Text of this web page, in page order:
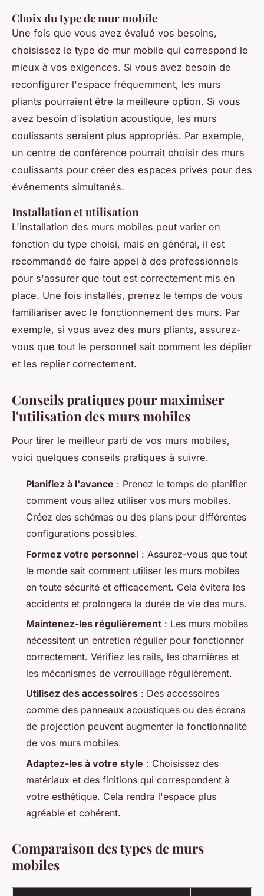
Choix du type de mur mobile
Une fois que vous avez évalué vos besoins,
choisissez le type de mur mobile qui correspond le
mieux à vos exigences. Si vous avez besoin de
reconfigurer l'espace fréquemment, les murs
pliants pourraient être la meilleure option. Si vous
avez besoin d'isolation acoustique, les murs
coulissants seraient plus appropriés. Par exemple,
un centre de conférence pourrait choisir des murs
coulissants pour créer des espaces privés pour des
événements simultanés.
Installation et utilisation
L'installation des murs mobiles peut varier en
fonction du type choisi, mais en général, il est
recommandé de faire appel à des professionnels
pour s'assurer que tout est correctement mis en
place. Une fois installés, prenez le temps de vous
familiariser avec le fonctionnement des murs. Par
exemple, si vous avez des murs pliants, assurez-
vous que tout le personnel sait comment les déplier
et les replier correctement.
Conseils pratiques pour maximiser
l'utilisation des murs mobiles
Pour tirer le meilleur parti de vos murs mobiles,
voici quelques conseils pratiques à suivre.
Planifiez à l'avance : Prenez le temps de planifier
comment vous allez utiliser vos murs mobiles.
Créez des schémas ou des plans pour différentes
configurations possibles.
Formez votre personnel : Assurez-vous que tout
le monde sait comment utiliser les murs mobiles
en toute sécurité et efficacement. Cela évitera les
accidents et prolongera la durée de vie des murs.
Maintenez-les régulièrement : Les murs mobiles
nécessitent un entretien régulier pour fonctionner
correctement. Vérifiez les rails, les charnières et
les mécanismes de verrouillage régulièrement.
Utilisez des accessoires : Des accessoires
comme des panneaux acoustiques ou des écrans
de projection peuvent augmenter la fonctionnalité
de vos murs mobiles.
Adaptez-les à votre style : Choisissez des
matériaux et des finitions qui correspondent à
votre esthétique. Cela rendra l'espace plus
agréable et cohérent.
Comparaison des types de murs
mobiles